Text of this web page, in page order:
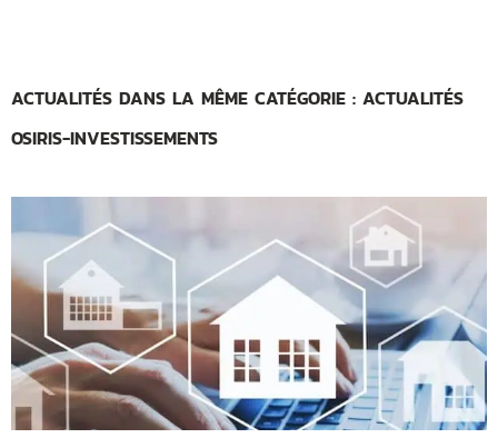
ACTUALITÉS DANS LA MÊME CATÉGORIE : ACTUALITÉS
OSIRIS-INVESTISSEMENTS